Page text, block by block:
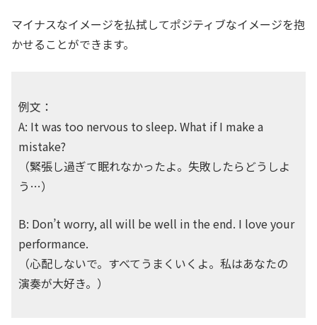
マイナスなイメージを払拭してポジティブなイメージを抱
かせることができます。
例文：
A: It was too nervous to sleep. What if I make a
mistake?
（緊張し過ぎて眠れなかったよ。失敗したらどうしよ
う…）
B: Don’t worry, all will be well in the end. I love your
performance.
（心配しないで。すべてうまくいくよ。私はあなたの
演奏が大好き。）